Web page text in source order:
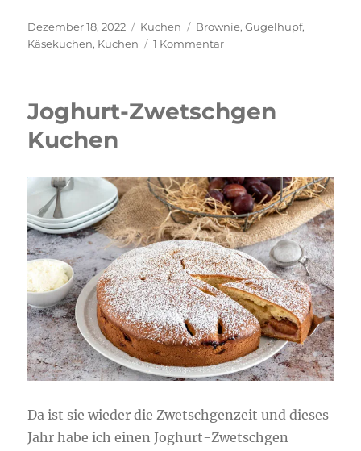
Veröffentlicht
am
Dezember 18, 2022 Kategorien
Kuchen Schlagwörter
Brownie,Gugelhupf,
Käsekuchen, Kuchen 1 Kommentarzu
Joghurt-Zwetschgen
Kuchen
Da ist sie wieder die Zwetschgenzeit und dieses
Jahr habe ich einen Joghurt-Zwetschgen